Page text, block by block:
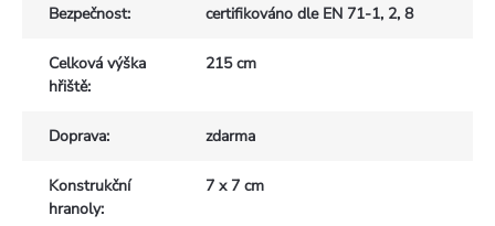
Bezpečnost: certifikováno dle EN 71-1, 2, 8
Celková výška
hřiště:
215 cm
Doprava: zdarma
Konstrukční
hranoly:
7 x 7 cm